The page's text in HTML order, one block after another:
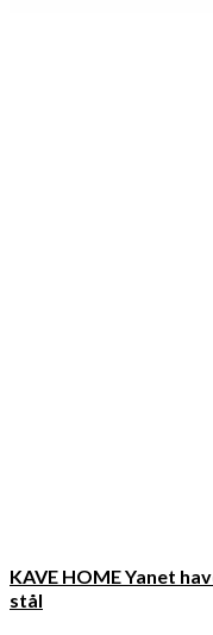
KAVE HOME Yanet
stål